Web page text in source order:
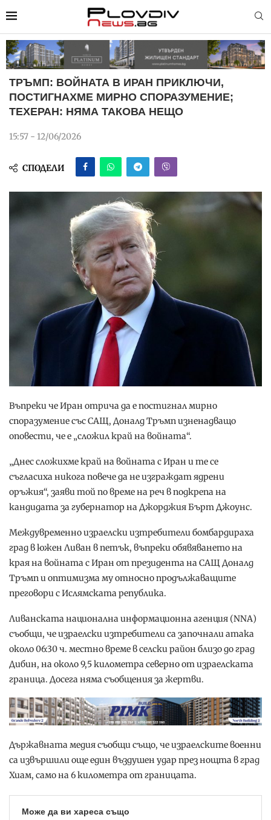
ТРЪМП: ВОЙНАТА В ИРАН ПРИКЛЮЧИ,
ПОСТИГНАХМЕ МИРНО СПОРАЗУМЕНИЕ;
ТЕХЕРАН: НЯМА ТАКОВА НЕЩО
15:57 - 12/06/2026
СПОДЕЛИ
Въпреки че Иран отрича да е постигнал мирно
споразумение със САЩ, Доналд Тръмп изненадващо
оповести, че е „сложил край на войната“.
„Днес сложихме край на войната с Иран и те се
съгласиха никога повече да не изграждат ядрени
оръжия“, заяви той по време на реч в подкрепа на
кандидата за губернатор на Джорджия Бърт Джоунс.
Междувременно израелски изтребители бомбардираха
град в южен Ливан в петък, въпреки обявяването на
края на войната с Иран от президента на САЩ Доналд
Тръмп и оптимизма му относно продължаващите
преговори с Ислямската република.
Ливанската национална информационна агенция (NNA)
съобщи, че израелски изтребители са започнали атака
около 06:30 ч. местно време в селски район близо до град
Дибин, на около 9,5 километра северно от израелската
граница. Досега няма съобщения за жертви.
Държавната медия съобщи също, че израелските военни
са извършили още един въздушен удар през нощта в град
Хиам, само на 6 километра от границата.
Може да ви хареса също